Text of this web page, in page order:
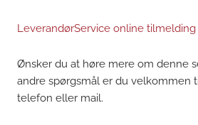
LeverandørService online tilmelding
Ønsker du at høre mere om denne
andre spørgsmål er du velkommen
telefon eller mail.